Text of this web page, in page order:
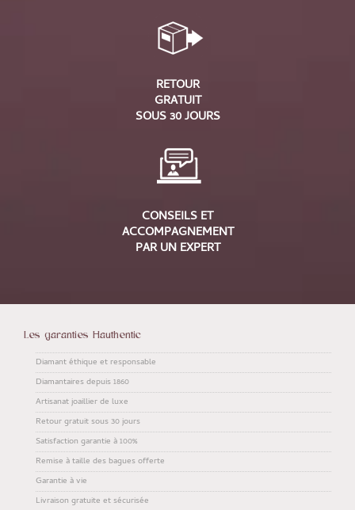
RETOUR
GRATUIT
SOUS 30 JOURS
CONSEILS ET
ACCOMPAGNEMENT
PAR UN EXPERT
Les garanties Hauthentic
Diamant éthique et responsable
Diamantaires depuis 1860
Artisanat joaillier de luxe
Retour gratuit sous 30 jours
Satisfaction garantie à 100%
Remise à taille des bagues offerte
Garantie à vie
Livraison gratuite et sécurisée